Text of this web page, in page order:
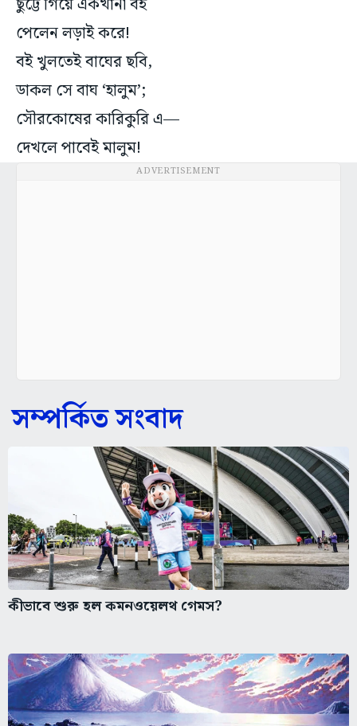
পেলেন লড়াই করে!
বই খুলতেই বাঘের ছবি,
ডাকল সে বাঘ ‘হালুম’;
সৌরকোষের কারিকুরি এ—
দেখলে পাবেই মালুম!
ADVERTISEMENT
সম্পর্কিত সংবাদ
কীভাবে শুরু হল কমনওয়েলথ গেমস?